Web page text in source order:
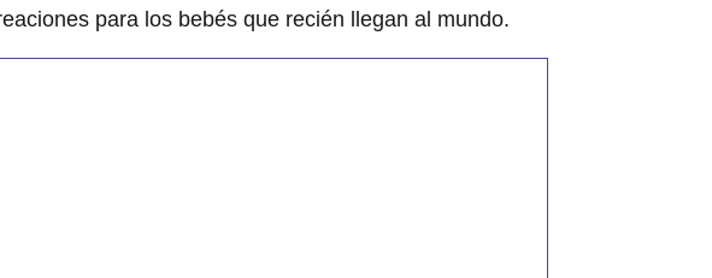
para los bebés que recién llegan al mundo.